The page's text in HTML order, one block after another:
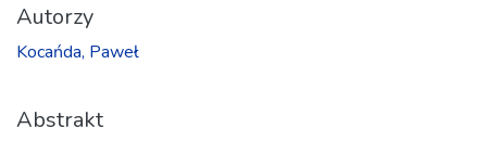
Autorzy
Kocańda, Paweł
Abstrakt